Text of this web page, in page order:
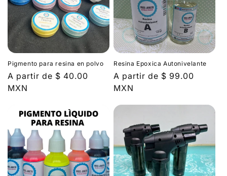
ó
n
:
Pigmento para resina en polvo
Precio
habitual
A partir de $ 40.00
MXN
Resina Epoxica Autonivelante
Precio
habitual
A partir de $ 99.00
MXN